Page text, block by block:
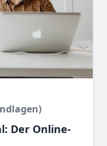
Der Online-